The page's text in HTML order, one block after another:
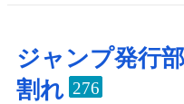
ジャンプ発行
割れ 276